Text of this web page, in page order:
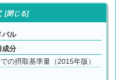
バル
分
の摂取基準量（2015年版）